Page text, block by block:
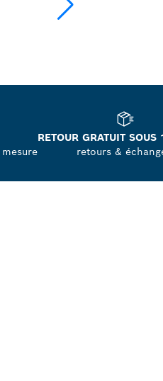
RETOUR GRATUIT SOUS
retours &